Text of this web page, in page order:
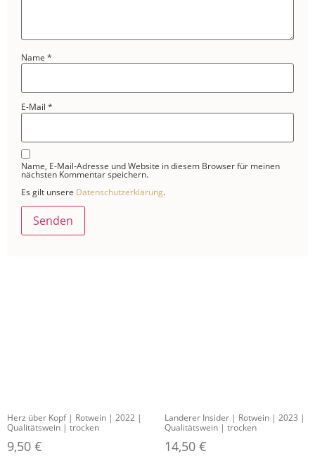
Name *
E-Mail *
Name, E-Mail-Adresse und Website in diesem Browser für meinen
nächsten Kommentar speichern.
Es gilt unsere Datenschutzerklärung.
Herz über Kopf | Rotwein | 2022 |
Qualitätswein | trocken
9,50 €
Landerer Insider | Rotwein | 2023 |
Qualitätswein | trocken
14,50 €